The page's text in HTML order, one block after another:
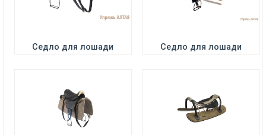
Седло для лошади Седло для лошади
6500 р. 2500 р.